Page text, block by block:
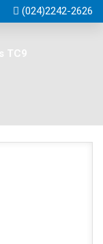
(024)2242-2626
TC9